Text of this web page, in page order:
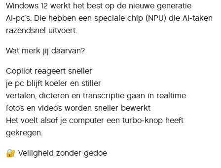
Windows 12 werkt het best op de nieuwe generatie
AI‑pc’s. Die hebben een speciale chip (NPU) die AI‑taken
razendsnel uitvoert.
Wat merk jij daarvan?
Copilot reageert sneller
je pc blijft koeler en stiller
vertalen, dicteren en transcriptie gaan in realtime
foto’s en video’s worden sneller bewerkt
Het voelt alsof je computer een turbo‑knop heeft
gekregen.
🔐 Veiligheid zonder gedoe